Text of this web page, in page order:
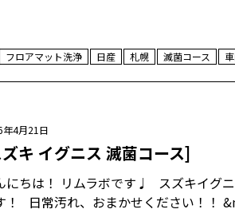
フロアマット洗浄 日産 札幌 滅菌コース
年4月21日
キ イグニス 滅菌コース]
にちは！ リムラボです♩ スズキイグ
！ 日常汚れ、おまかせください！！